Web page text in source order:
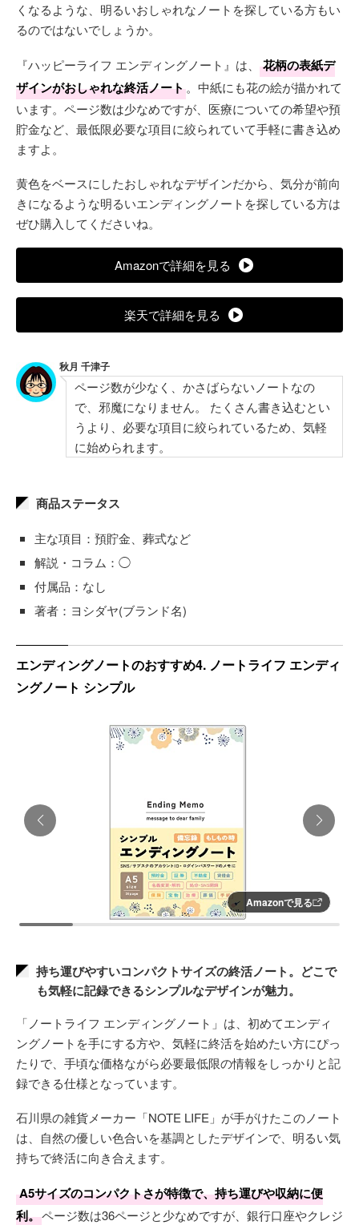
くなるような、明るいおしゃれなノートを探している方もい
るのではないでしょうか。
『ハッピーライフ エンディングノート』は、
花柄の表紙デ
ザインがおしゃれな終活ノート。中紙にも花の絵が描かれて
います。ページ数は少なめですが、医療についての希望や預
貯金など、最低限必要な項目に絞られていて手軽に書き込め
ますよ。
黄色をベースにしたおしゃれなデザインだから、気分が前向
きになるような明るいエンディングノートを探している方は
ぜひ購入してくださいね。
Amazonで詳細を見る
楽天で詳細を見る
秋月 千津子
ページ数が少なく、かさばらないノートなの
で、邪魔になりません。 たくさん書き込むとい
うより、必要な項目に絞られているため、気軽
に始められます。
商品ステータス
主な項目：預貯金、葬式など
解説・コラム：◯
付属品：なし
著者：ヨシダヤ(ブランド名)
エンディングノートのおすすめ4. ノートライフ エンディ
ングノート シンプル
Amazonで見る
持ち運びやすいコンパクトサイズの終活ノート。どこで
も気軽に記録できるシンプルなデザインが魅力。
「ノートライフ エンディングノート」は、初めてエンディ
ングノートを手にする方や、気軽に終活を始めたい方にぴっ
たりで、手頃な価格ながら必要最低限の情報をしっかりと記
録できる仕様となっています。
石川県の雑貨メーカー「NOTE LIFE」が手がけたこのノート
は、自然の優しい色合いを基調としたデザインで、明るい気
持ちで終活に向き合えます。
A5サイズのコンパクトさが特徴で、持ち運びや収納に便
利。ページ数は36ページと少なめですが、銀行口座やクレジ